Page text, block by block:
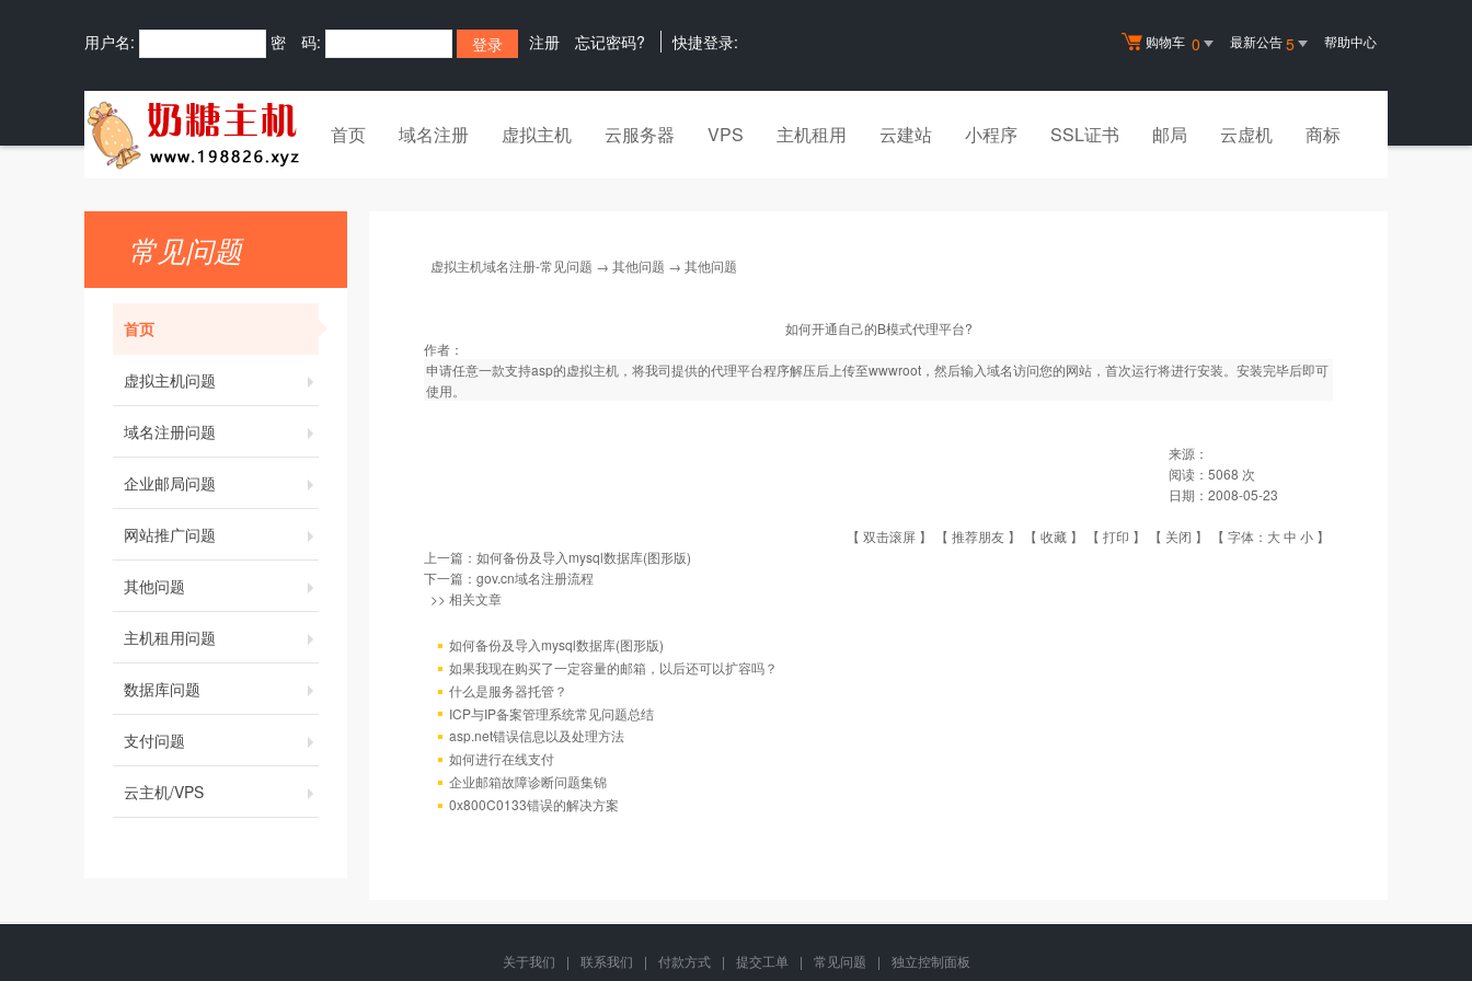
购物车 0 最新公告5 帮助中心
用户名: 密 码: 注册 忘记密码? 快捷登录:
首页 域名注册 虚拟主机 云服务器 VPS 主机租用 云建站 小程序 SSL证书 邮局 云虚机 商标
常见问题
首页
虚拟主机问题
域名注册问题
企业邮局问题
网站推广问题
其他问题
主机租用问题
数据库问题
支付问题
云主机/VPS
虚拟主机域名注册-常见问题 → 其他问题 → 其他问题
如何开通自己的B模式代理平台?
作者：
申请任意一款支持asp的虚拟主机，将我司提供的代理平台程序解压后上传至wwwroot，然后输入域名访问您的网站，首次运行将进行安装。安装完毕后即可
使用。
来源：
阅读： 5068 次
日期： 2008-05-23
【 双击滚屏 】 【 推荐朋友 】 【 收藏 】 【 打印 】 【 关闭 】 【 字体： 大中 小 】
上一篇： 如何备份及导入mysql数据库(图形版)
下一篇： gov.cn域名注册流程
>> 相关文章
如何备份及导入mysql数据库(图形版)
如果我现在购买了一定容量的邮箱，以后还可以扩容吗？
什么是服务器托管？
ICP与IP备案管理系统常见问题总结
asp.net错误信息以及处理方法
如何进行在线支付
企业邮箱故障诊断问题集锦
0x800C0133错误的解决方案
关于我们 | 联系我们 | 付款方式 | 提交工单 | 常见问题 | 独立控制面板